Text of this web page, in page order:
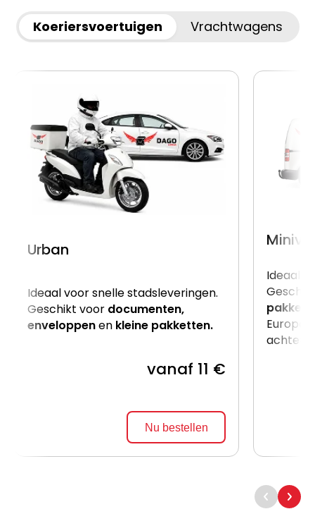
Koeriersvoertuigen Vrachtwagens
Urban
Ideaal voor snelle stadsleveringen.
Geschikt voor documenten,
enveloppenen kleine pakketten.
vanaf 11 €
Nu bestellen
Ideaal